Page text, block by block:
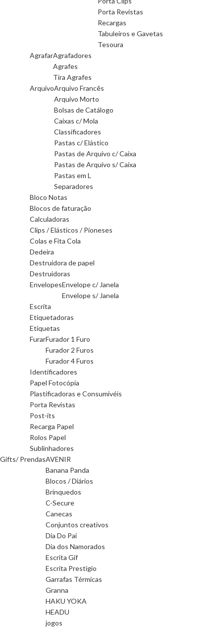
Porta Revistas
Recargas
Tabuleiros e Gavetas
Tesoura
AgrafarAgrafadores
Agrafes
Tira Agrafes
ArquivoArquivo Francês
Arquivo Morto
Bolsas de Catálogo
Caixas c/ Mola
Classificadores
Pastas c/ Elástico
Pastas de Arquivo c/ Caixa
Pastas de Arquivo s/ Caixa
Pastas em L
Separadores
Bloco Notas
Blocos de faturação
Calculadoras
Clips / Elásticos / Pioneses
Colas e Fita Cola
Dedeira
Destruidora de papel
Destruidoras
EnvelopesEnvelope c/ Janela
Envelope s/ Janela
Escrita
Etiquetadoras
Etiquetas
FurarFurador 1 Furo
Furador 2 Furos
Furador 4 Furos
Identificadores
Papel Fotocópia
Plastificadoras e Consumivéis
Porta Revistas
Post-its
Recarga Papel
Rolos Papel
Sublinhadores
Gifts/ PrendasAVENIR
Banana Panda
Blocos / Diários
Brinquedos
C-Secure
Canecas
Conjuntos creativos
Dia Do Pai
Dia dos Namorados
Escrita Gif
Escrita Prestigio
Garrafas Térmicas
Granna
HAKU YOKA
HEADU
jogos